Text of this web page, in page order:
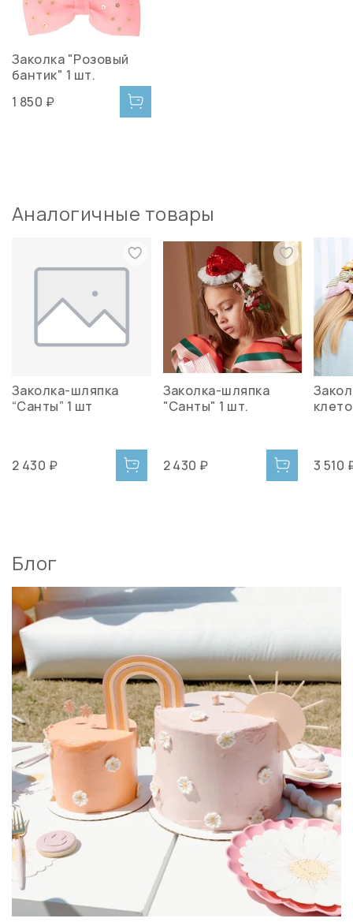
Заколка "Розовый
бантик" 1 шт.
1 850 ₽
Аналогичные товары
Заколка-шляпка
“Санты” 1 шт
2 430 ₽
Заколка-шляпка
"Санты" 1 шт.
2 430 ₽ 3 510
Блог